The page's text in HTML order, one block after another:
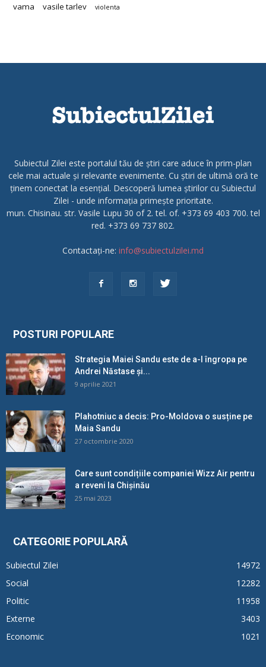
vama vasile tarlev violenta
Subiectul Zilei este portalul tău de știri care aduce în prim-plan
cele mai actuale și relevante evenimente. Cu știri de ultimă oră te
ținem conectat la esențial. Descoperă lumea știrilor cu Subiectul
Zilei - unde informația primește prioritate.
mun. Chisinau. str. Vasile Lupu 30 of 2. tel. of. +373 69 403 700. tel
red. +373 69 737 802.
Contactați-ne: info@subiectulzilei.md
POSTURI POPULARE
Strategia Maiei Sandu este de a-l îngropa pe
Andrei Năstase și...
9 aprilie 2021
Plahotniuc a decis: Pro-Moldova o susține pe
Maia Sandu
27 octombrie 2020
Care sunt condițiile companiei Wizz Air pentru
a reveni la Chișinău
25 mai 2023
CATEGORIE POPULARĂ
Subiectul Zilei
14972
Social
12282
Politic
11958
Externe
3403
Economic
1021